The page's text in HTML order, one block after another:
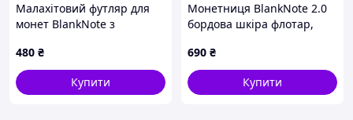
Малахітовий футляр для
монет BlankNote з
39E1209M
480 ₴
Купити
Монетниця BlankNote 2.0
бордова шкіра флотар,
690 ₴
Купити